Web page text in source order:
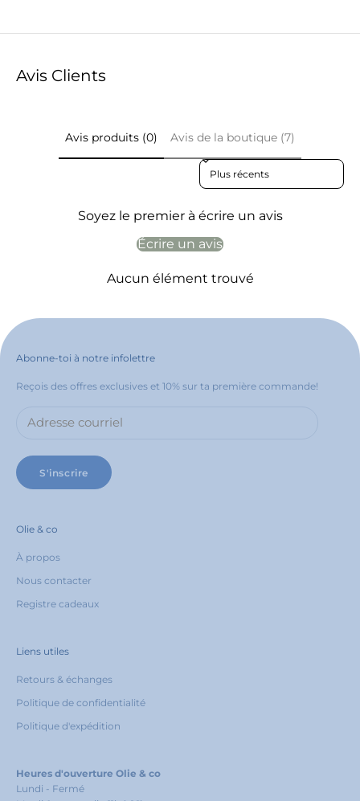
Avis Clients
Avis produits (0) Avis de la boutique (7)
Sort reviews by
Soyez le premier à écrire un avis
Écrire un avis
Aucun élément trouvé
Abonne-toi à notre infolettre
Reçois des offres exclusives et 10% sur ta première commande!
S'inscrire
Olie & co
À propos
Nous contacter
Registre cadeaux
Liens utiles
Retours & échanges
Politique de confidentialité
Politique d'expédition
Heures d'ouverture Olie & co
Lundi - Fermé